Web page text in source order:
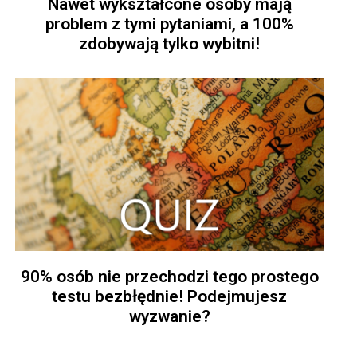
Nawet wykształcone osoby mają
problem z tymi pytaniami, a 100%
zdobywają tylko wybitni!
90% osób nie przechodzi tego prostego
testu bezbłędnie! Podejmujesz
wyzwanie?